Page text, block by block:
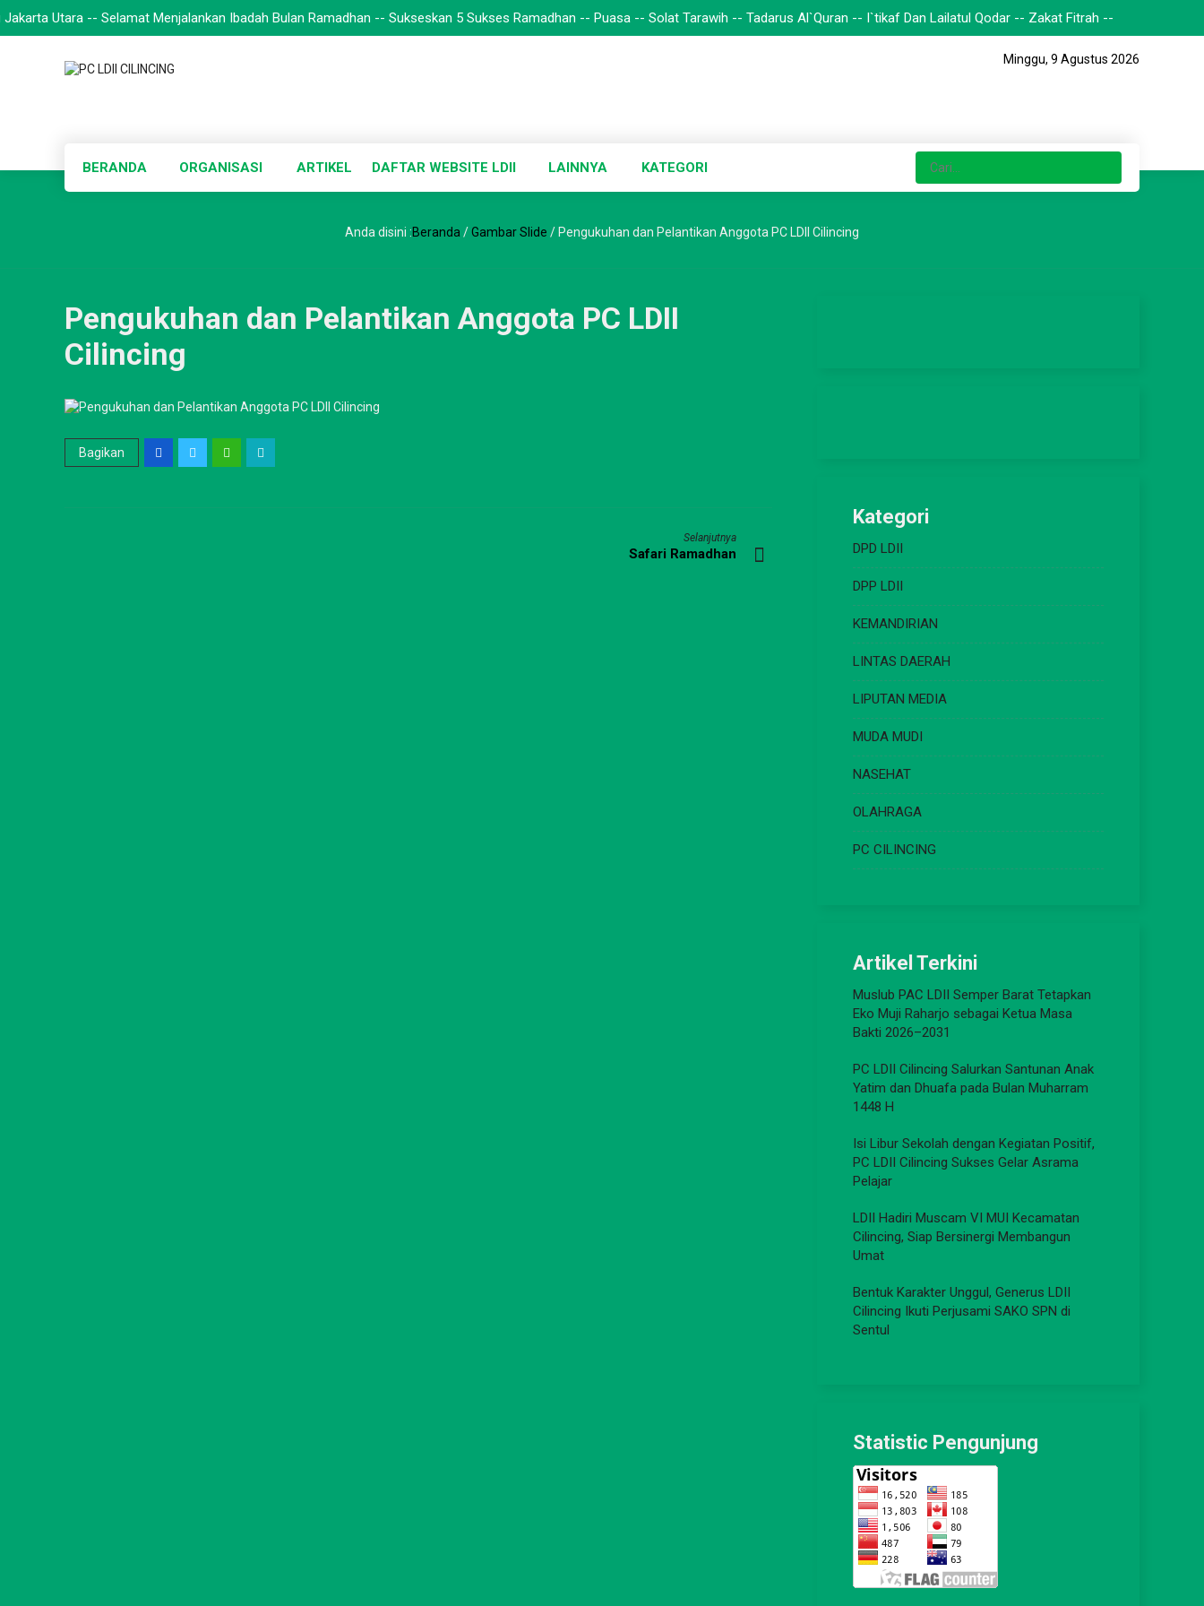
Utara -- Selamat Menjalankan Ibadah Bulan Ramadhan -- Sukseskan 5 Sukses Ramadhan -- Puasa -- Solat Tarawih -- Tadarus Al`Quran -- I`tikaf Dan Lailatul Qodar -- Zakat Fitrah --
Minggu, 9 Agustus 2026
BERANDA ORGANISASI ARTIKEL DAFTAR WEBSITE LDII LAINNYA KATEGORI
Anda disini :Beranda /Gambar Slide / Pengukuhan dan Pelantikan Anggota PC LDII Cilincing
Pengukuhan dan Pelantikan Anggota PC LDII
Cilincing
Bagikan
Selanjutnya
Safari Ramadhan
Kategori
DPD LDII
DPP LDII
KEMANDIRIAN
LINTAS DAERAH
LIPUTAN MEDIA
MUDA MUDI
NASEHAT
OLAHRAGA
PC CILINCING
Artikel Terkini
Muslub PAC LDII Semper Barat Tetapkan
Eko Muji Raharjo sebagai Ketua Masa
Bakti 2026–2031
PC LDII Cilincing Salurkan Santunan Anak
Yatim dan Dhuafa pada Bulan Muharram
1448 H
Isi Libur Sekolah dengan Kegiatan Positif,
PC LDII Cilincing Sukses Gelar Asrama
Pelajar
LDII Hadiri Muscam VI MUI Kecamatan
Cilincing, Siap Bersinergi Membangun
Umat
Bentuk Karakter Unggul, Generus LDII
Cilincing Ikuti Perjusami SAKO SPN di
Sentul
Statistic Pengunjung